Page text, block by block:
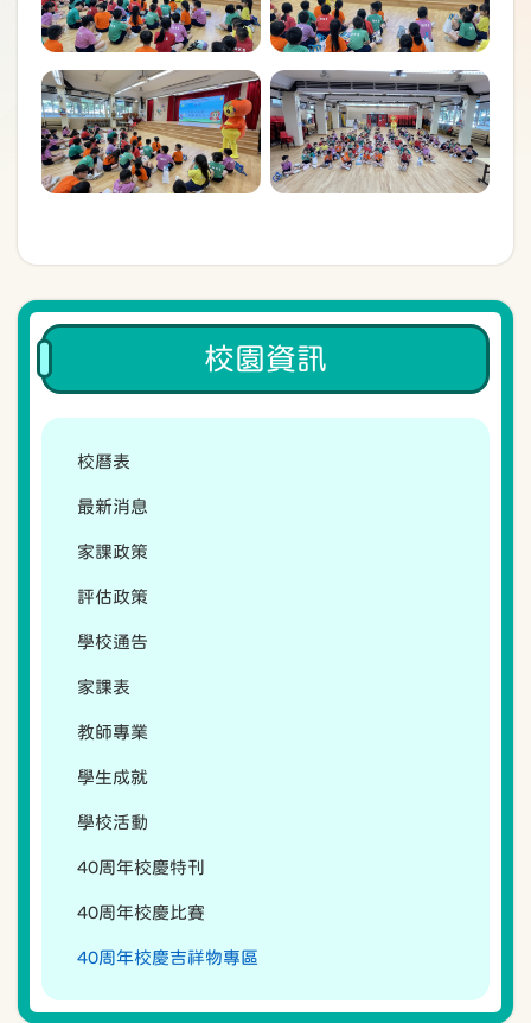
校園資訊
校曆表
最新消息
家課政策
評估政策
學校通告
家課表
教師專業
學生成就
學校活動
40周年校慶特刊
40周年校慶比賽
40周年校慶吉祥物專區